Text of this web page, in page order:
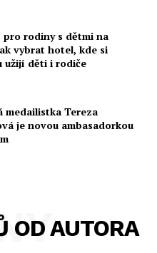
pro rodiny s dětmi na
vybrat hotel, kde si
užijí děti i rodiče
medailistka Tereza
je novou ambasadorkou
OD AUTORA